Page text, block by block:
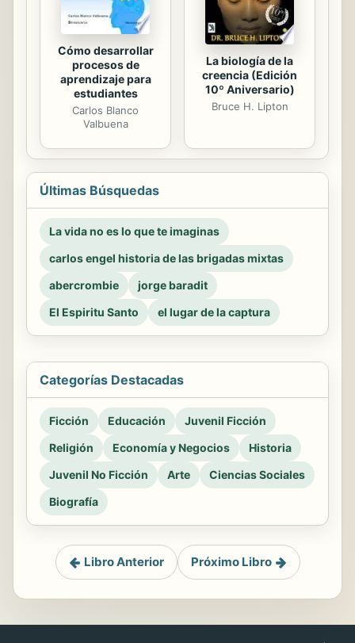
Cómo desarrollar
procesos de
aprendizaje para
estudiantes
Carlos Blanco
Valbuena
La biología de la
creencia (Edición
10º Aniversario)
Bruce H. Lipton
Últimas Búsquedas
La vida no es lo que te imaginas
carlos engel historia de las brigadas mixtas
abercrombie
jorge baradit
El Espiritu Santo
el lugar de la captura
Categorías Destacadas
Ficción Educación
Juvenil Ficción
Religión
Economía y Negocios
Historia
Juvenil No Ficción
Arte
Ciencias Sociales
Biografía
Libro Anterior Próximo Libro